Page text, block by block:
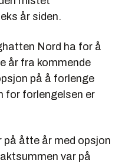
år siden.
Nord ha for å
år fra kommende
på å forlenge
for forlengelsen er
på åtte år med opsjon
var på